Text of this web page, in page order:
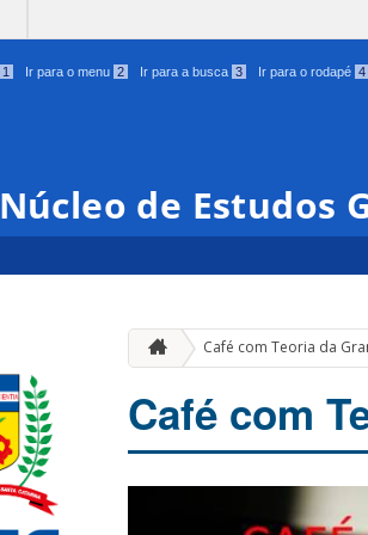
1 Ir para o menu 2 Ir para a busca 3 Ir para o rodapé 4
Núcleo de Estudos
Café com Teoria da
Café com